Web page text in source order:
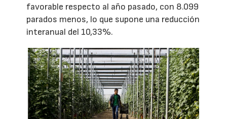
favorable respecto al año pasado, con 8.099
parados menos, lo que supone una reducción
interanual del 10,33%.